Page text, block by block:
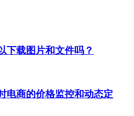
下载图片和文件吗？
电商的价格监控和动态定